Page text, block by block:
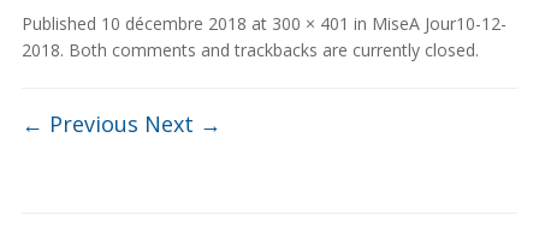
Published 10 décembre 2018 at 300 × 401 in MiseA Jour10-12-
2018. Both comments and trackbacks are currently closed.
← Previous Next →